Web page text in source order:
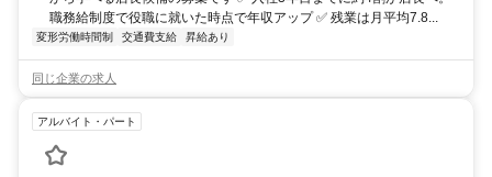
職務給制度で役職に就いた時点で年収アップ ✅ 残業は月平均7.8...
変形労働時間制 交通費支給 昇給あり
同じ企業の求人
アルバイト・パート